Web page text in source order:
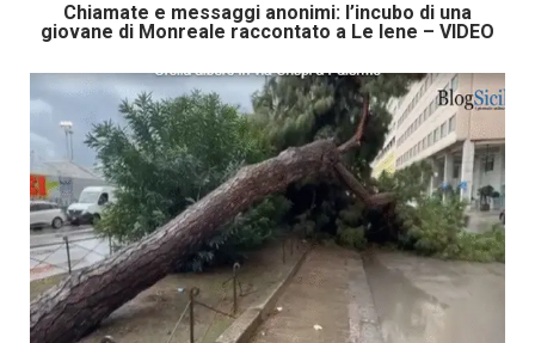
Chiamate e messaggi anonimi: l’incubo di una
giovane di Monreale raccontato a Le Iene – VIDEO